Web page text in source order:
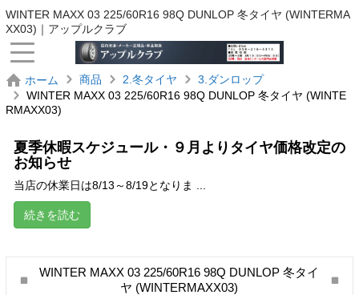
WINTER MAXX 03 225/60R16 98Q DUNLOP 冬タイヤ (WINTERMA
XX03)｜アップルクラブ
ホーム 商品 2.冬タイヤ
3.ダンロップ
WINTER MAXX 03 225/60R16 98Q DUNLOP 冬タイヤ (WINTE
RMAXX03)
夏季休暇スケジュール・９月よりタイヤ価格改定の
お知らせ
当店の休業日は8/13～8/19となりま ...
続きを読む
WINTER MAXX 03 225/60R16 98Q DUNLOP 冬タイ
ヤ (WINTERMAXX03)